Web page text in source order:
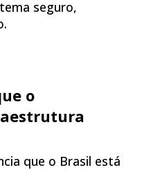
seguro,
o
que o Brasil está